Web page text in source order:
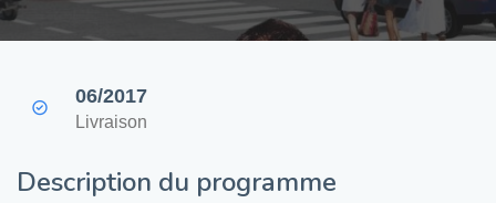
06/2017
Livraison
Description du programme